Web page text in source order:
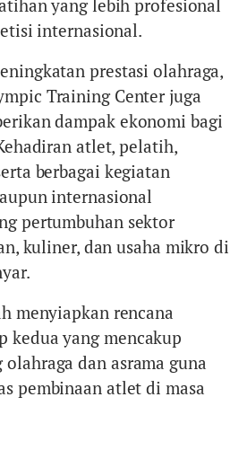
yang lebih profesional
internasional.
prestasi olahraga,
Training Center juga
dampak ekonomi bagi
atlet, pelatih,
berbagai kegiatan
internasional
pertumbuhan sektor
kuliner, dan usaha mikro di
menyiapkan rencana
kedua yang mencakup
dan asrama guna
pembinaan atlet di masa